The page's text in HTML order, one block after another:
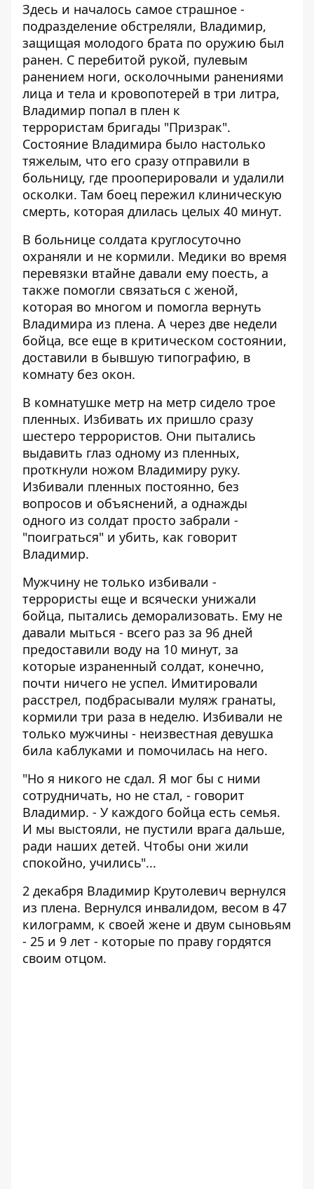
Здесь и началось самое страшное -
подразделение обстреляли, Владимир,
защищая молодого брата по оружию был
ранен. С перебитой рукой, пулевым
ранением ноги, осколочными ранениями
лица и тела и кровопотерей в три литра,
Владимир попал в плен к
террористам бригады "Призрак".
Состояние Владимира было настолько
тяжелым, что его сразу отправили в
больницу, где прооперировали и удалили
осколки. Там боец пережил клиническую
смерть, которая длилась целых 40 минут.
В больнице солдата круглосуточно
охраняли и не кормили. Медики во время
перевязки втайне давали ему поесть, а
также помогли связаться с женой,
которая во многом и помогла вернуть
Владимира из плена. А через две недели
бойца, все еще в критическом состоянии,
доставили в бывшую типографию, в
комнату без окон.
В комнатушке метр на метр сидело трое
пленных. Избивать их пришло сразу
шестеро террористов. Они пытались
выдавить глаз одному из пленных,
проткнули ножом Владимиру руку.
Избивали пленных постоянно, без
вопросов и объяснений, а однажды
одного из солдат просто забрали -
"поиграться" и убить, как говорит
Владимир.
Мужчину не только избивали -
террористы еще и всячески унижали
бойца, пытались деморализовать. Ему не
давали мыться - всего раз за 96 дней
предоставили воду на 10 минут, за
которые израненный солдат, конечно,
почти ничего не успел. Имитировали
расстрел, подбрасывали муляж гранаты,
кормили три раза в неделю. Избивали не
только мужчины - неизвестная девушка
била каблуками и помочилась на него.
"Но я никого не сдал. Я мог бы с ними
сотрудничать, но не стал, - говорит
Владимир. - У каждого бойца есть семья.
И мы выстояли, не пустили врага дальше,
ради наших детей. Чтобы они жили
спокойно, учились"...
2 декабря Владимир Крутолевич вернулся
из плена. Вернулся инвалидом, весом в 47
килограмм, к своей жене и двум сыновьям
- 25 и 9 лет - которые по праву гордятся
своим отцом.